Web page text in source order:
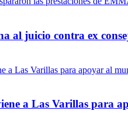
al juicio contra ex
a Las Varillas para